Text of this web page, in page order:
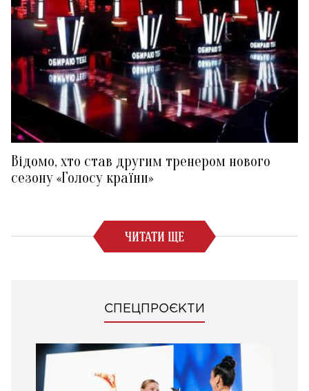
Відомо, хто став другим тренером нового
сезону «Голосу країни»
ЧИТАТИ ЩЕ
СПЕЦПРОЄКТИ